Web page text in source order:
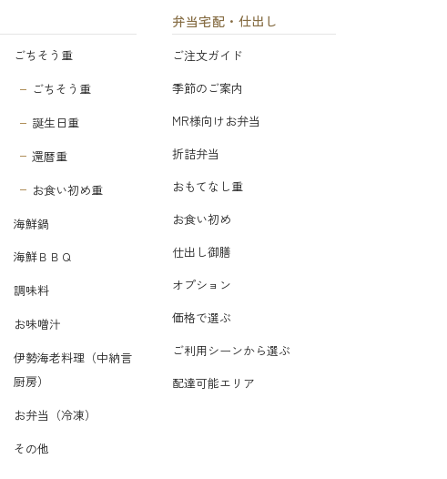
ごちそう重
ごちそう重
誕生日重
還暦重
お食い初め重
海鮮鍋
海鮮ＢＢＱ
調味料
お味噌汁
伊勢海老料理（中納言
厨房）
お弁当（冷凍）
その他
弁当宅配・仕出し
ご注文ガイド
季節のご案内
MR様向けお弁当
折詰弁当
おもてなし重
お食い初め
仕出し御膳
オプション
価格で選ぶ
ご利用シーンから選ぶ
配達可能エリア